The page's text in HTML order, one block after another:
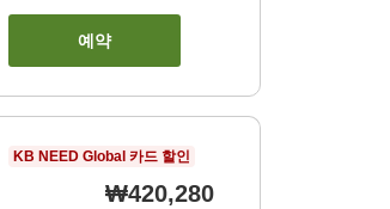
예약
KB NEED Global 카드 할인
₩420,280